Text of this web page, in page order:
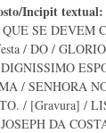
Incipit textual:
SE DEVEM
/ DO /
/ SENHORA
/ [Gravura] /
DA